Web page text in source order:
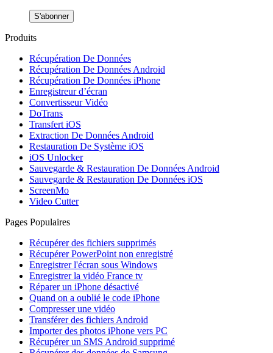
S'abonner
Produits
Récupération De Données
Récupération De Données Android
Récupération De Données iPhone
Enregistreur d’écran
Convertisseur Vidéo
DoTrans
Transfert iOS
Extraction De Données Android
Restauration De Système iOS
iOS Unlocker
Sauvegarde & Restauration De Données Android
Sauvegarde & Restauration De Données iOS
ScreenMo
Video Cutter
Pages Populaires
Récupérer des fichiers supprimés
Récupérer PowerPoint non enregistré
Enregistrer l'écran sous Windows
Enregistrer la vidéo France tv
Réparer un iPhone désactivé
Quand on a oublié le code iPhone
Compresser une vidéo
Transférer des fichiers Android
Importer des photos iPhone vers PC
Récupérer un SMS Android supprimé